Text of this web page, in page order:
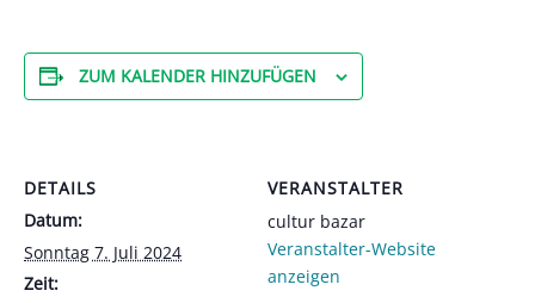
ZUM KALENDER HINZUFÜGEN
DETAILS
Datum:
Sonntag 7. Juli 2024
Zeit:
VERANSTALTER
cultur bazar
Veranstalter-Website
anzeigen